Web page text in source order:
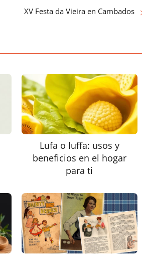
XV Festa da Vieira en Cambados
Lufa o luffa: usos y
beneficios en el hogar
para ti